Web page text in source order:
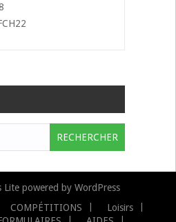
Litepowered by WordPress
COMPÉTITIONS
Loisirs